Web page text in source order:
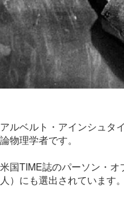
アルベルト・アインシュタ
論物理学者です。
米国TIME誌のパーソン・
人）にも選出されています。